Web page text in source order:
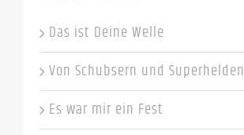
Das ist Deine Welle
Von Schubsern und Superhelden
Es war mir ein Fest